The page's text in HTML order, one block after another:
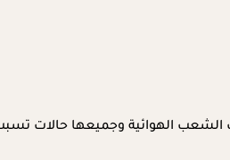
الشعب الهوائية وجميعها حالات